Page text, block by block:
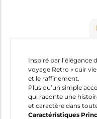
Inspiré par l’élégance
voyage Retro « cuir
et le raffinement.
Plus qu’un simple
qui raconte une
et caractère dans
Caractéristiques